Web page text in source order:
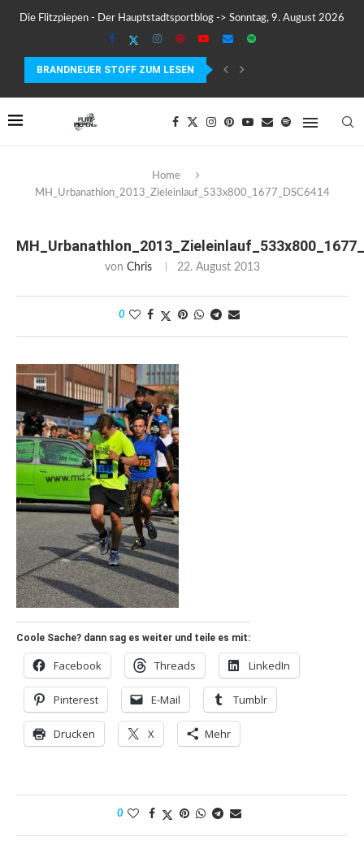
Die Flitzpiepen - Der Hauptstadtsportblog -> Sonntag, 9. August 2026
BRANDNEUER STOFF ZUM LESEN
COROS PACE 4 IM TEST – LEICHT, SCHNELL...
Home
MH_Urbanathlon_2013_Zieleinlauf_533x800_1677_DSC6414
von Chris 22. August 2013
0
Coole Sache? dann sag es weiter und teile es mit:
Facebook Threads LinkedIn
Pinterest E-Mail Tumblr
Drucken X Mehr
0